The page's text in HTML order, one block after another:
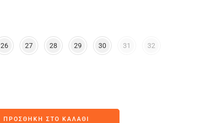
26 27 28 29 30 31 32
ΠΡΟΣΘΉΚΗ ΣΤΟ ΚΑΛΆΘΙ